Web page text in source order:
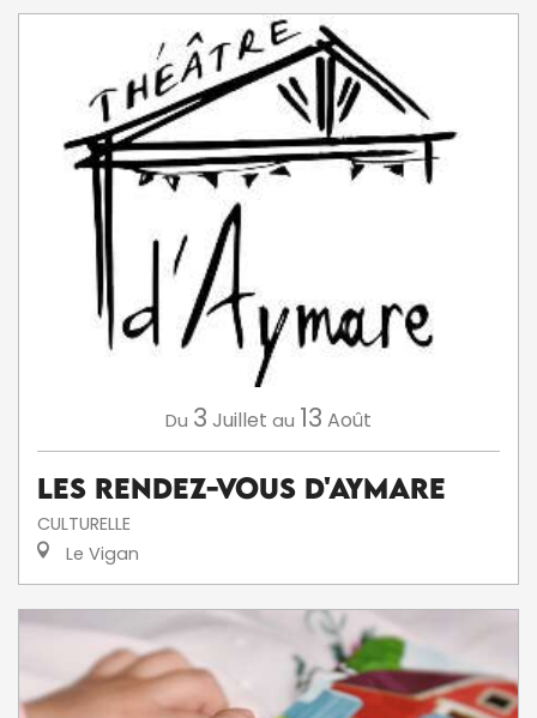
Du 3 Juillet au 13 Août
Les Rendez-Vous d'Aymare
CULTURELLE
Le Vigan